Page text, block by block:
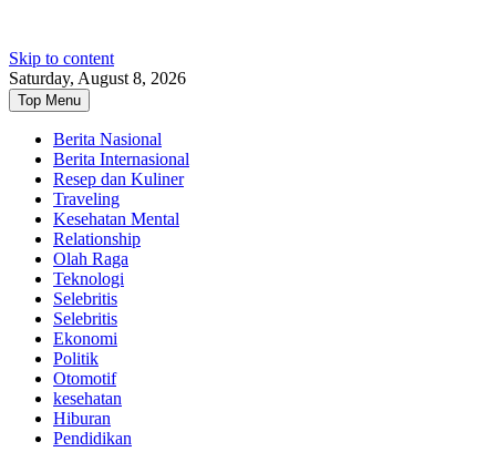
Skip to content
Saturday, August 8, 2026
Top Menu
Berita Nasional
Berita Internasional
Resep dan Kuliner
Traveling
Kesehatan Mental
Relationship
Olah Raga
Teknologi
Selebritis
Selebritis
Ekonomi
Politik
Otomotif
kesehatan
Hiburan
Pendidikan